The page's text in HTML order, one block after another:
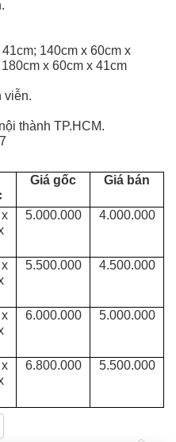
140cm x 60cm x
x 60cm x 41cm
viễn.
thành TP.HCM.
Giá gốc Giá bán
5.000.000 4.000.000
5.500.000 4.500.000
6.000.000 5.000.000
6.800.000 5.500.000